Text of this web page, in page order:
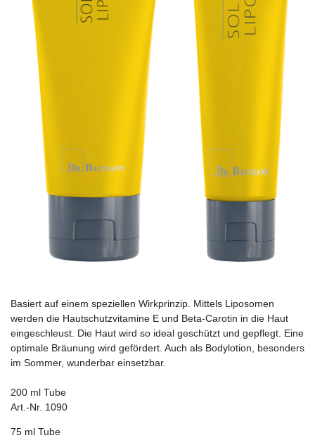
Basiert auf einem speziellen Wirkprinzip. Mittels ­Lipo­somen
werden die Hautschutzvitamine E und Beta-Carotin in die Haut
eingeschleust. Die Haut wird so ideal geschützt und gepflegt. Eine
optimale Bräunung wird gefördert. Auch als Bodylotion, besonders
im Sommer, wunderbar einsetzbar.
200 ml Tube
Art.-Nr. 1090
75 ml Tube